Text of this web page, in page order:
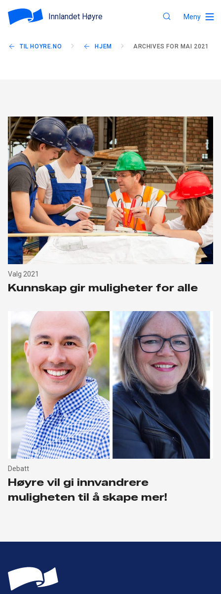
Innlandet Høyre Meny
TIL HOYRE.NO HJEM ARCHIVES FOR MAI 2021
Valg 2021
Kunnskap gir muligheter for alle
Debatt
Høyre vil gi innvandrere
muligheten til å skape mer!